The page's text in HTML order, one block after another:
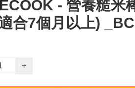
- 營養糙米
合7個月以上)
+